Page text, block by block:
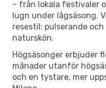
– från lokala festivaler
lugn under lågsäsong.
resestil: pulserande
naturskön.
Högsäsonger erbjuder
månader utanför
och en tystare, mer